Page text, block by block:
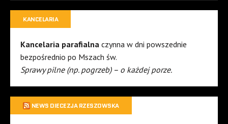
KANCELARIA
Kancelaria parafialna czynna w dni powszednie
bezpośrednio po Mszach św.
Sprawy pilne (np. pogrzeb) – o każdej porze.
NEWS DIECEZJA RZESZOWSKA